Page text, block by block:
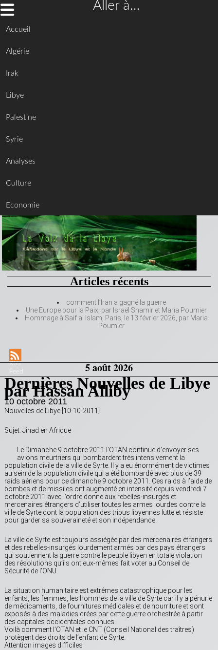
Aller à…
Accueil
Algérie
Irak
Libye
Palestine
Syrie
Analyses
Culture
Economie
Articles récents
comment l’Iran a gagné la guerre
Une Europe pour la Paix, par Israël Shamir et Maria Poumier
Hommage à Saif al Islam, Paris, le 13 février 2026, par Maria
Poumier
RSS
Feed
5 août 2026
Dernières Nouvelles de Libye
par Hassan Alliby
10 octobre 2011
Nouvelles de Libye [10-10-2011]
Sujet: Jihad en Afrique
Le Dimanche 9 octobre 2011 l’OTAN continue d’envoyer ses
avions meurtriers qui bombardent très intensivement la
population civile de la ville de Syrte. Il y a eu énormément de victimes
au sein de la population civile qui a été bombardé avec plus de 39
raids aériens pour ce dimanche 9 octobre 2011. Ces raids à l’aide de
bombes et de missiles ont augmenté en intensité depuis vendredi 7
octobre 2011 avec l’ordre donné aux rebelles-insurgés et
mercenaires étrangers d’utiliser toutes les armes lourdes contre la
ville de Syrte dont la population des tribus libyennes lutte et résiste
pour garder sa souveraineté et son indépendance.
La ville de Syrte est toujours assiégée par des mercenaires étrangers
et des rebelles-insurgés lourdement armés par des pays étrangers
qui soutiennent la guerre contre le peuple libyen en totale violation
des résolutions qu’ils ont eux-mêmes fait voter au Conseil de
Sécurité de l’ONU.
La situation humanitaire est extrêmes catastrophique pour les
enfants, les femmes, les hommes de la ville de Syrte car il y a pénurie
de médicaments, de fournitures médicales et de nourriture et sont
exposés à des maladies crées par cette guerre orchestrée à partir
des capitales occidentales connues.
Voilà comment l’OTAN et le CNT (Conseil National des traîtres)
protègent des droits de l’enfant de Syrte.
Attention images difficiles